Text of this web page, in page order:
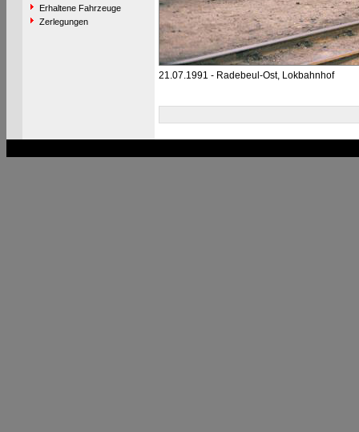
Erhaltene Fahrzeuge
Zerlegungen
21.07.1991 - Radebeul-Ost, Lokbahnhof